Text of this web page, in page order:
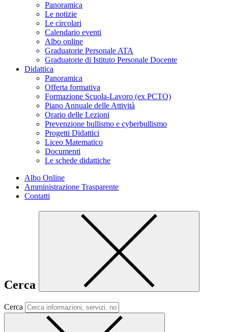
Panoramica
Le notizie
Le circolari
Calendario eventi
Albo online
Graduatorie Personale ATA
Graduatorie di Istituto Personale Docente
Didattica
Panoramica
Offerta formativa
Formazione Scuola-Lavoro (ex PCTO)
Piano Annuale delle Attività
Orario delle Lezioni
Prevenzione bullismo e cyberbullismo
Progetti Didattici
Liceo Matematico
Documenti
Le schede didattiche
Albo Online
Amministrazione Trasparente
Contatti
Cerca
Cerca